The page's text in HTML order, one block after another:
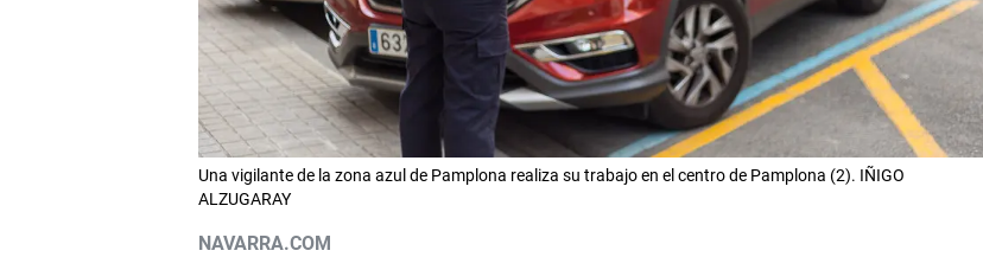
Una vigilante de la zona azul de Pamplona realiza su trabajo en el centro de Pamplona (2). IÑIGO
ALZUGARAY
NAVARRA.COM